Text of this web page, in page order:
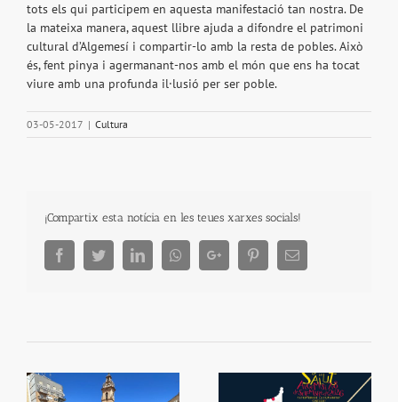
tots els qui participem en aquesta manifestació tan nostra. De
la mateixa manera, aquest llibre ajuda a difondre el patrimoni
cultural d’Algemesí i compartir-lo amb la resta de pobles. Això
és, fent pinya i agermanant-nos amb el món que ens ha tocat
viure amb una profunda il·lusió per ser poble.
03-05-2017 | Cultura
¡Compartix esta notícia en les teues xarxes socials!
FacebookTwitterLinkedInWhatsappGoogle+ PinterestEmail